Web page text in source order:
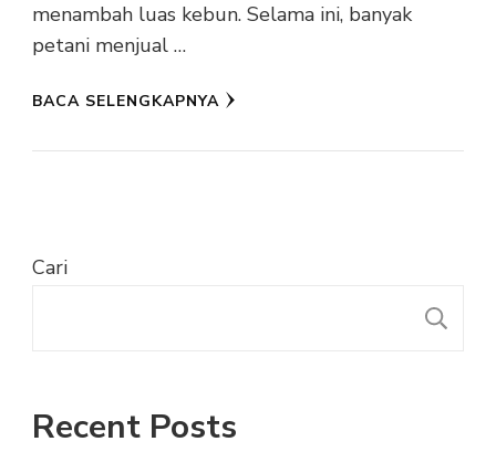
menambah luas kebun. Selama ini, banyak
petani menjual …
BACA SELENGKAPNYA
Cari
Recent Posts